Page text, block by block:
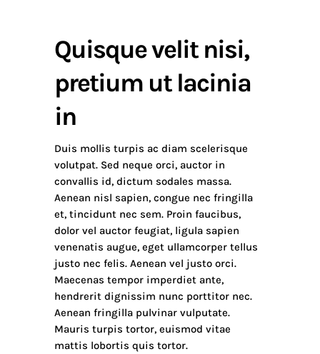
Quisque velit nisi,
pretium ut lacinia
in
Duis mollis turpis ac diam scelerisque
volutpat. Sed neque orci, auctor in
convallis id, dictum sodales massa.
Aenean nisl sapien, congue nec fringilla
et, tincidunt nec sem. Proin faucibus,
dolor vel auctor feugiat,ligula sapien
venenatis augue, eget ullamcorper tellus
justo nec felis. Aenean vel justo orci.
Maecenas tempor imperdiet ante,
hendrerit dignissim nunc porttitor nec.
Aenean fringilla pulvinar vulputate.
Mauris turpis tortor, euismod vitae
mattis lobortis quis tortor.